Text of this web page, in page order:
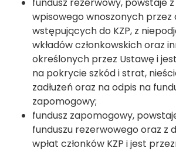
wpisowego wnoszonych przez
wstępujących do KZP, z
wkładów członkowskich oraz
określonych przez Ustawę i
na pokrycie szkód i strat,
zadłużeń oraz na odpis na
zapomogowy;
fundusz zapomogowy,
funduszu rezerwowego oraz z
wpłat członków KZP i jest